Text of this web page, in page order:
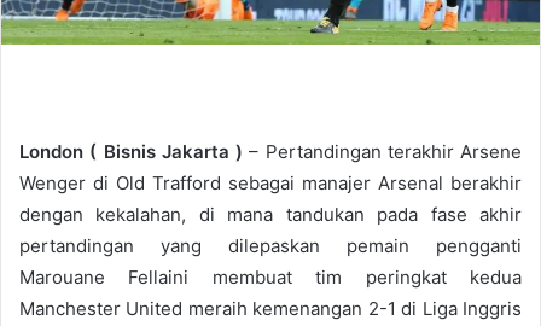
London ( Bisnis Jakarta ) – Pertandingan terakhir Arsene
Wenger di Old Trafford sebagai manajer Arsenal berakhir
dengan kekalahan, di mana tandukan pada fase akhir
pertandingan yang dilepaskan pemain pengganti
Marouane Fellaini membuat tim peringkat kedua
Manchester United meraih kemenangan 2-1 di Liga Inggris